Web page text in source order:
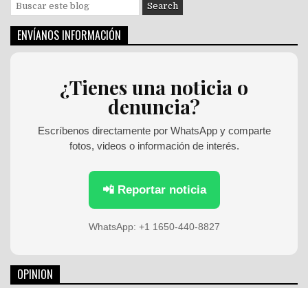
e
a
r
ENVÍANOS INFORMACIÓN
¿Tienes una noticia o
denuncia?
Escríbenos directamente por WhatsApp y comparte
fotos, videos o información de interés.
📲 Reportar noticia
WhatsApp: +1 1650-440-8827
OPINION